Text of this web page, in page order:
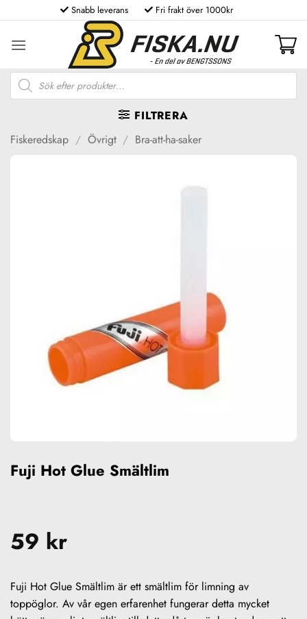
to
content
Snabb leverans Fri frakt över 1000kr
Produktsökning
FILTRERA
Fiskeredskap / Övrigt / Bra-att-ha-saker
Fuji Hot Glue Smältlim
59 kr
Fuji Hot Glue Smältlim är ett smältlim för limning av
toppöglor. Av vår egen erfarenhet fungerar detta mycket